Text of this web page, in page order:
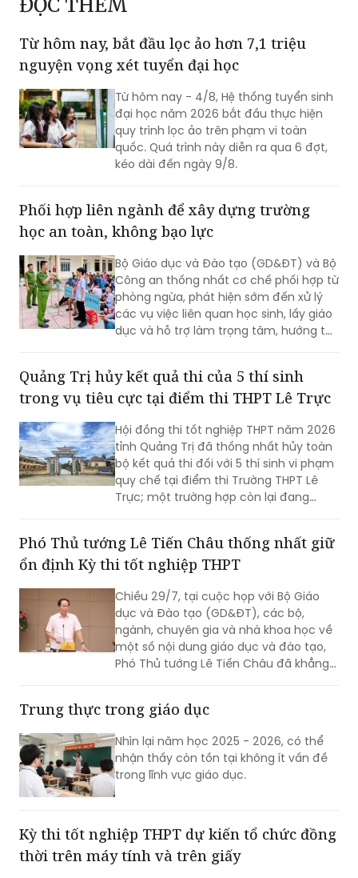
ĐỌC THÊM
Từ hôm nay, bắt đầu lọc ảo hơn 7,1 triệu
nguyện vọng xét tuyển đại học
Từ hôm nay - 4/8, Hệ thống tuyển sinh
đại học năm 2026 bắt đầu thực hiện
quy trình lọc ảo trên phạm vi toàn
quốc. Quá trình này diễn ra qua 6 đợt,
kéo dài đến ngày 9/8.
Phối hợp liên ngành để xây dựng trường
học an toàn, không bạo lực
Bộ Giáo dục và Đào tạo (GD&ĐT) và Bộ
Công an thống nhất cơ chế phối hợp từ
phòng ngừa, phát hiện sớm đến xử lý
các vụ việc liên quan học sinh, lấy giáo
dục và hỗ trợ làm trọng tâm, hướng tới
Quảng Trị hủy kết quả thi của 5 thí sinh
trong vụ tiêu cực tại điểm thi THPT Lê Trực
Hội đồng thi tốt nghiệp THPT năm 2026
tỉnh Quảng Trị đã thống nhất hủy toàn
bộ kết quả thi đối với 5 thí sinh vi phạm
quy chế tại điểm thi Trường THPT Lê
Trực; một trường hợp còn lại đang
Phó Thủ tướng Lê Tiến Châu thống nhất giữ
ổn định Kỳ thi tốt nghiệp THPT
Chiều 29/7, tại cuộc họp với Bộ Giáo
dục và Đào tạo (GD&ĐT), các bộ,
ngành, chuyên gia và nhà khoa học về
một số nội dung giáo dục và đào tạo,
Phó Thủ tướng Lê Tiến Châu đã khẳng
THPT, bởi đây là kỳ thi đánh giá chuẩn
hóa đầu ra của giáo dục phổ thông và
không thể bỏ trống.
Trung thực trong giáo dục
Nhìn lại năm học 2025 - 2026, có thể
nhận thấy còn tồn tại không ít vấn đề
trong lĩnh vực giáo dục.
Kỳ thi tốt nghiệp THPT dự kiến tổ chức đồng
thời trên máy tính và trên giấy